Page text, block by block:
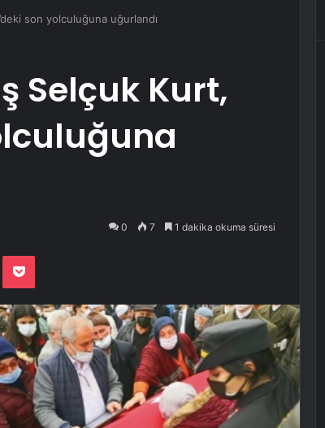
son yolculuğuna uğurlandı
Selçuk Kurt,
0 7 1 dakika okuma süresi
Pocket